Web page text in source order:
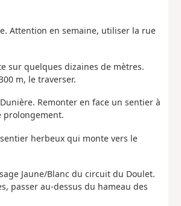
Attention en semaine, utiliser la rue
sur quelques dizaines de mètres.
m, le traverser.
Remonter en face un sentier à
prolongement.
herbeux qui monte vers le
Jaune/Blanc du circuit du Doulet.
passer au-dessus du hameau des